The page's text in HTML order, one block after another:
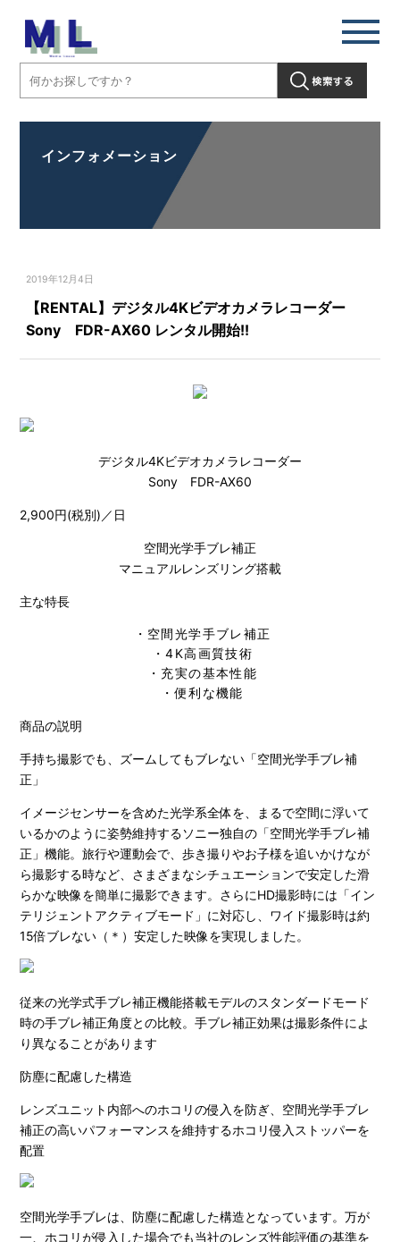
インフォメーション
2019年12月4日
【RENTAL】デジタル4Kビデオカメラレコーダー
Sony FDR-AX60 レンタル開始!!
デジタル4Kビデオカメラレコーダー
Sony FDR-AX60
2,900円(税別)／日
空間光学手ブレ補正
マニュアルレンズリング搭載
主な特長
・空間光学手ブレ補正
・4K高画質技術
・充実の基本性能
・便利な機能
商品の説明
手持ち撮影でも、ズームしてもブレない「空間光学手ブレ補
正」
イメージセンサーを含めた光学系全体を、まるで空間に浮いて
いるかのように姿勢維持するソニー独自の「空間光学手ブレ補
正」機能。旅行や運動会で、歩き撮りやお子様を追いかけなが
ら撮影する時など、さまざまなシチュエーションで安定した滑
らかな映像を簡単に撮影できます。さらにHD撮影時には「イン
テリジェントアクティブモード」に対応し、ワイド撮影時は約
15倍ブレない（＊）安定した映像を実現しました。
従来の光学式手ブレ補正機能搭載モデルのスタンダードモード
時の手ブレ補正角度との比較。手ブレ補正効果は撮影条件によ
り異なることがあります
防塵に配慮した構造
レンズユニット内部へのホコリの侵入を防ぎ、空間光学手ブレ
補正の高いパフォーマンスを維持するホコリ侵入ストッパーを
配置
空間光学手ブレは、防塵に配慮した構造となっています。万が
一、ホコリが侵入した場合でも当社のレンズ性能評価の基準を